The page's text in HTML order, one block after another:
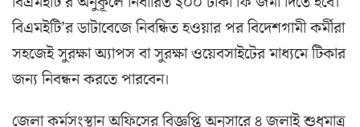
বিএমইটি’র ডাটাবেজে নিবন্ধিত হওয়ার পর বিদেশগামী কর্মীরা
সহজেই সুরক্ষা অ্যাপস বা সুরক্ষা ওয়েবসাইটের মাধ্যমে টিকার
জন্য নিবন্ধন করতে পারবেন।
জেলা কর্মসংস্থান অফিসের বিজ্ঞপ্তি অনুসারে ৪ জুলাই শুধুমাত্র